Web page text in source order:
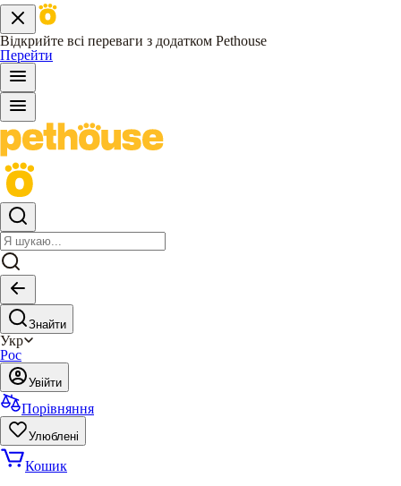
Відкрийте всі переваги з додатком Pethouse
Перейти
Знайти
Укр
Рос
Увійти
Порівняння
Улюблені
Кошик